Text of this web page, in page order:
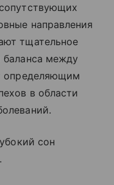
направления
тщательное
баланса между
определяющим
в области
сон